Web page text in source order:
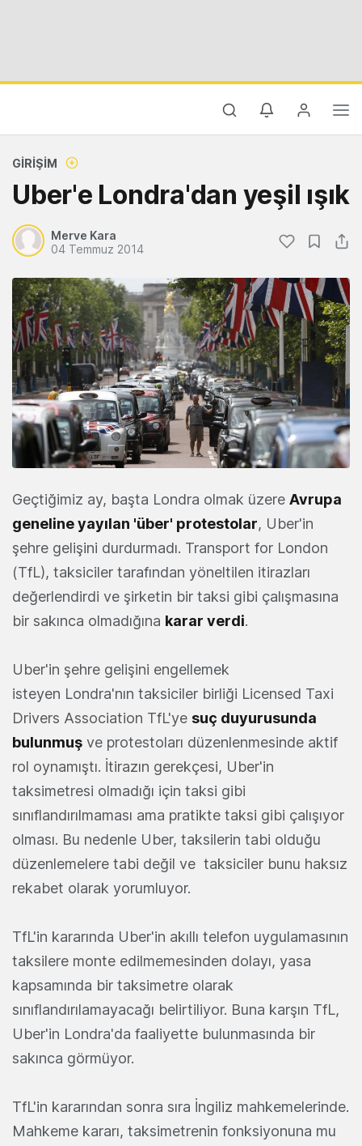
GIRIŞIM
Uber'e Londra'dan yeşil ışık
Merve Kara
04 Temmuz 2014
Geçtiğimiz ay, başta Londra olmak üzere Avrupa
geneline yayılan 'über' protestolar, Uber'in
şehre gelişini durdurmadı. Transport for London
(TfL), taksiciler tarafından yöneltilen itirazları
değerlendirdi ve şirketin bir taksi gibi çalışmasına
bir sakınca olmadığına karar verdi.
Uber'in şehre gelişini engellemek
isteyen Londra'nın taksiciler birliği Licensed Taxi
Drivers Association TfL'ye suç duyurusunda
bulunmuş ve protestoları düzenlenmesinde aktif
rol oynamıştı. İtirazın gerekçesi, Uber'in
taksimetresi olmadığı için taksi gibi
sınıflandırılmaması ama pratikte taksi gibi çalışıyor
olması. Bu nedenle Uber, taksilerin tabi olduğu
düzenlemelere tabi değil ve taksiciler bunu haksız
rekabet olarak yorumluyor.
TfL'in kararında Uber'in akıllı telefon uygulamasının
taksilere monte edilmemesinden dolayı, yasa
kapsamında bir taksimetre olarak
sınıflandırılamayacağı belirtiliyor. Buna karşın TfL,
Uber'in Londra'da faaliyette bulunmasında bir
sakınca görmüyor.
TfL'in kararından sonra sıra İngiliz mahkemelerinde.
Mahkeme kararı, taksimetrenin fonksiyonuna mu